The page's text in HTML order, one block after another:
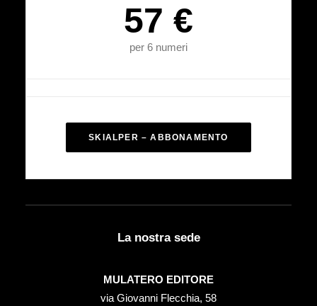
57 €
per 6 numeri
SKIALPER – ABBONAMENTO
La nostra sede
MULATERO EDITORE
via Giovanni Flecchia, 58